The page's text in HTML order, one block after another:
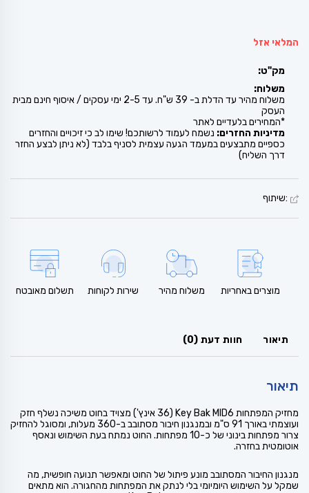
המלאי אזל
מק"ט:
משלוח:
משלוח מהיר עד הדלת ב- 39 ש"ח. עד 2-5 ימי עסקים / איסוף חינם מבית
העסק
*המחירים בלעדיים לאתר
מדיניות החזרים: נשמח לעמוד לרשותכם! שימו לב כי זיכויים והחזרים
כספיים מתבצעים במעמד הגעה עצמית לסניף בלבד (לא ניתן לבצע החזר
דרך השליח)
:שיתוף
מוצרים באחריות משלוח מהיר שירות לקוחות תשלום מאובטח
תיאור חוות דעת (0)
תיאור
מחזיק המפתחות Key Bak MID6 (36 אינץ') מצויד בחוט משיכה נשלף חזק
ועוצמתי באורך 91 ס"מ ובמנגנון חיבור מסתובב ב-360 מעלות, ומסוגל להחזיק
צרור מפתחות בינוני של כ-10 מפתחות. החוט נמתח בעת השימוש ונאסף
אוטומטית בחזרה.
מנגנון החיבור המסתובב מונע פיתול של החוט ומאפשר תנועה חופשית, מה
שמקל על השימוש היומיומי בלי לנתק את המפתחות מהחגורה. הוא מתאים